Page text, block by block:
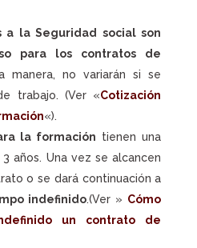
a la Seguridad social son
para los contratos de
manera, no variarán si se
trabajo. (Ver «Cotización
«).
la formación tienen una
años. Una vez se alcancen
o se dará continuación a
indefinido.(Ver » Cómo
un contrato de